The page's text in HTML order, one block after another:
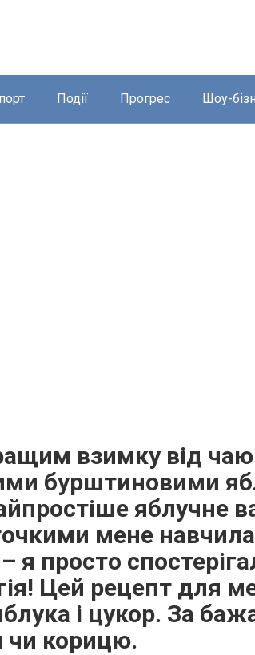
Події Прогрес Шоу-
взимку від чаю
бурштиновими
яблучне
мене
я просто
Цей рецепт для
і цукор. За
чи корицю.